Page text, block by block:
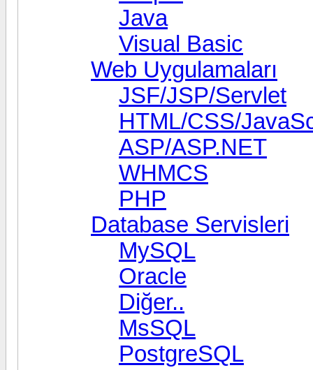
Java
Visual Basic
Web Uygulamaları
JSF/JSP/Servlet
HTML/CSS/
ASP/ASP.NET
WHMCS
PHP
Database Servisleri
MySQL
Oracle
Diğer..
MsSQL
PostgreSQL